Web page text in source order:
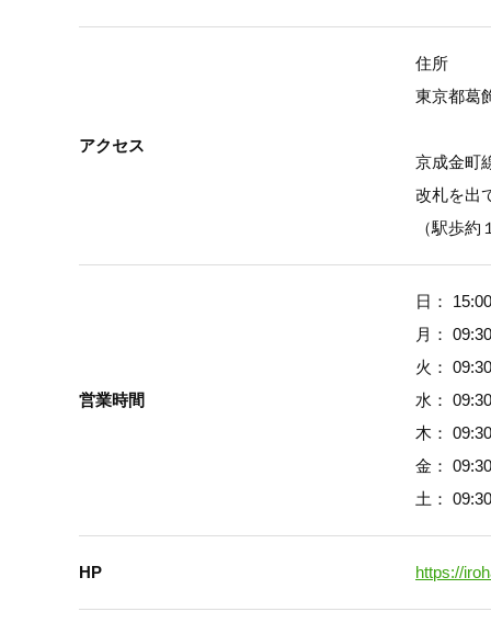
アクセス
住所
東京都葛
京成金町
改札を出
（駅歩約
営業時間
日：
月：
火：
水：
木：
金：
土：
HP https://